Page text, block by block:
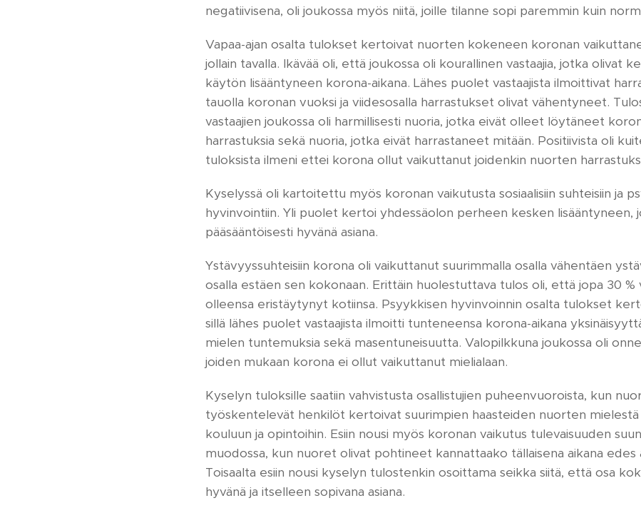
negatiivisena, oli joukossa myös niitä, joille tilanne sopi paremmin kuin
Vapaa-ajan osalta tulokset kertoivat nuorten kokeneen koronan
jollain tavalla. Ikävää oli, että joukossa oli kourallinen vastaajia, jotka olivat
käytön lisääntyneen korona-aikana. Lähes puolet vastaajista ilmoittivat
tauolla koronan vuoksi ja viidesosalla harrastukset olivat vähentyneet.
vastaajien joukossa oli harmillisesti nuoria, jotka eivät olleet löytäneet
harrastuksia sekä nuoria, jotka eivät harrastaneet mitään. Positiivista oli
tuloksista ilmeni ettei korona ollut vaikuttanut joidenkin nuorten
Kyselyssä oli kartoitettu myös koronan vaikutusta sosiaalisiin suhteisiin ja
hyvinvointiin. Yli puolet kertoi yhdessäolon perheen kesken lisääntyneen,
pääsääntöisesti hyvänä asiana.
Ystävyyssuhteisiin korona oli vaikuttanut suurimmalla osalla vähentäen
osalla estäen sen kokonaan. Erittäin huolestuttava tulos oli, että jopa 30 %
olleensa eristäytynyt kotiinsa. Psyykkisen hyvinvoinnin osalta tulokset
sillä lähes puolet vastaajista ilmoitti tunteneensa korona-aikana
mielen tuntemuksia sekä masentuneisuutta. Valopilkkuna joukossa oli
joiden mukaan korona ei ollut vaikuttanut mielialaan.
Kyselyn tuloksille saatiin vahvistusta osallistujien puheenvuoroista, kun
työskentelevät henkilöt kertoivat suurimpien haasteiden nuorten mielestä
kouluun ja opintoihin. Esiin nousi myös koronan vaikutus tulevaisuuden
muodossa, kun nuoret olivat pohtineet kannattaako tällaisena aikana edes
Toisaalta esiin nousi kyselyn tulostenkin osoittama seikka siitä, että osa
hyvänä ja itselleen sopivana asiana.